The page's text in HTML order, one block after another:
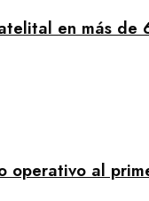
en más de
operativo al